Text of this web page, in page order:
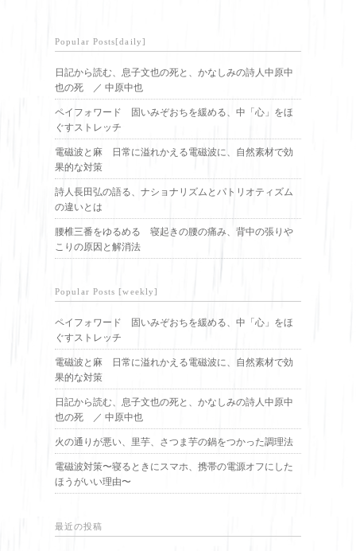
Popular Posts[daily]
日記から読む、息子文也の死と、かなしみの詩人中原中
也の死 ／ 中原中也
ペイフォワード 固いみぞおちを緩める、中「心」をほ
ぐすストレッチ
電磁波と麻 日常に溢れかえる電磁波に、自然素材で効
果的な対策
詩人長田弘の語る、ナショナリズムとパトリオティズム
の違いとは
腰椎三番をゆるめる 寝起きの腰の痛み、背中の張りや
こりの原因と解消法
Popular Posts [weekly]
ペイフォワード 固いみぞおちを緩める、中「心」をほ
ぐすストレッチ
電磁波と麻 日常に溢れかえる電磁波に、自然素材で効
果的な対策
日記から読む、息子文也の死と、かなしみの詩人中原中
也の死 ／ 中原中也
火の通りが悪い、里芋、さつま芋の鍋をつかった調理法
電磁波対策〜寝るときにスマホ、携帯の電源オフにした
ほうがいい理由〜
最近の投稿